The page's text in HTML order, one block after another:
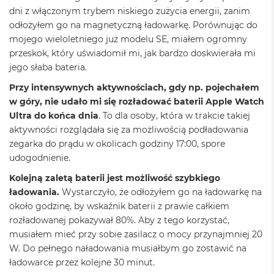
d
ł
u
g
p
a
m
i
ę
c
i
R
M
a
c
B
o
k
A
i
dni z włączonym trybem niskiego zużycia energii, zanim
odłożyłem go na magnetyczną ładowarkę. Porównując do
mojego wieloletniego już modelu SE, miałem ogromny
przeskok, który uświadomił mi, jak bardzo doskwierała mi
jego słaba bateria.
Przy intensywnych aktywnościach, gdy np. pojechałem
w góry, nie udało mi się rozładować baterii Apple Watch
Ultra do końca dnia. To dla osoby, która w trakcie takiej
aktywności rozglądała się za możliwością podładowania
zegarka do prądu w okolicach godziny 17:00, spore
udogodnienie.
Kolejną zaletą baterii jest możliwość szybkiego
ładowania. Wystarczyło, że odłożyłem go na ładowarkę na
około godzinę, by wskaźnik baterii z prawie całkiem
rozładowanej pokazywał 80%. Aby z tego korzystać,
musiałem mieć przy sobie zasilacz o mocy przynajmniej 20
W. Do pełnego naładowania musiałbym go zostawić na
ładowarce przez kolejne 30 minut.